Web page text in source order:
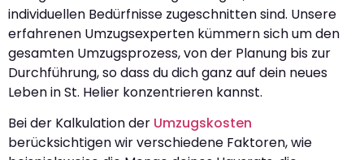
individuellen Bedürfnisse zugeschnitten sind. Unsere
erfahrenen Umzugsexperten kümmern sich um den
gesamten Umzugsprozess, von der Planung bis zur
Durchführung, so dass du dich ganz auf dein neues
Leben in St. Helier konzentrieren kannst.
Bei der Kalkulation der Umzugskosten
berücksichtigen wir verschiedene Faktoren, wie